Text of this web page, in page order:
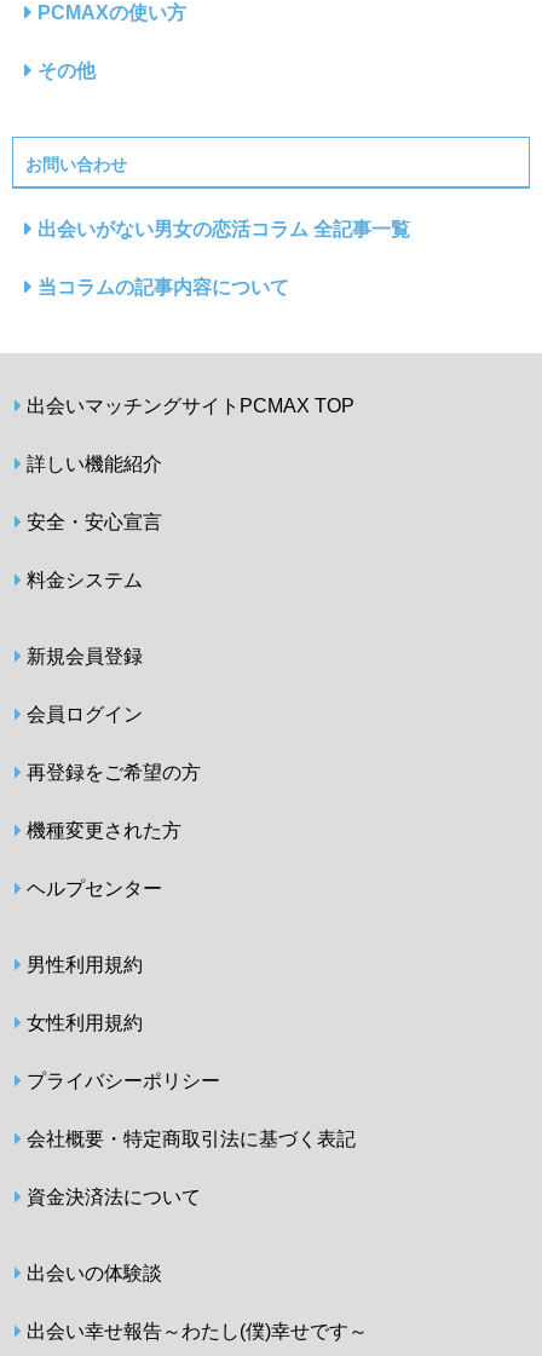
PCMAXの使い方
その他
お問い合わせ
出会いがない男女の恋活コラム 全記事一覧
当コラムの記事内容について
出会いマッチングサイトPCMAX TOP
詳しい機能紹介
安全・安心宣言
料金システム
新規会員登録
会員ログイン
再登録をご希望の方
機種変更された方
ヘルプセンター
男性利用規約
女性利用規約
プライバシーポリシー
会社概要・特定商取引法に基づく表記
資金決済法について
出会いの体験談
出会い幸せ報告～わたし(僕)幸せです～